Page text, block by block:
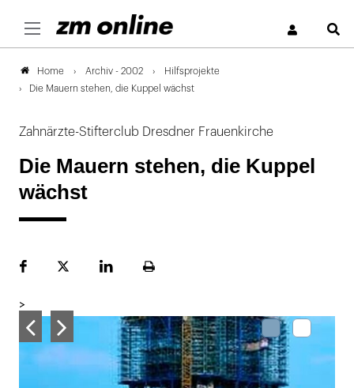
Home Archiv - 2002
Hilfsprojekte
Die Mauern stehen, die Kuppel wächst
Zahnärzte-Stifterclub Dresdner Frauenkirche
Die Mauern stehen, die Kuppel
wächst
FacebookPlattformLinekdInSeite
>